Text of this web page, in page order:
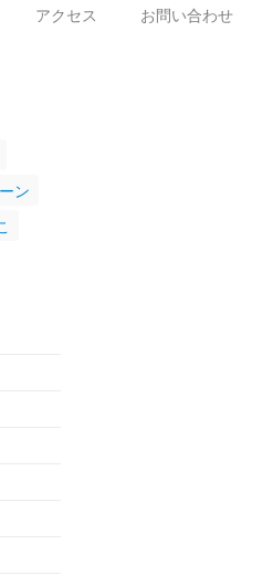
アクセス お問い合わせ
ン